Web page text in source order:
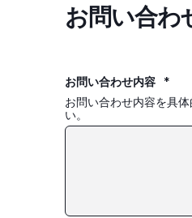
お問い合わ
お問い合わせ内容
*
お問い合わせ内容を具
い。